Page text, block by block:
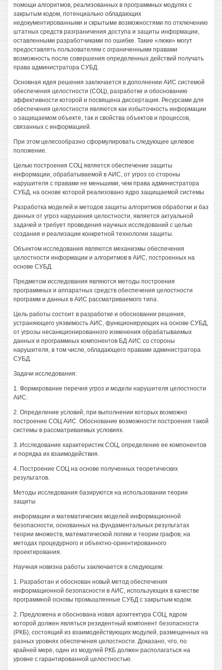
помощи алгоритмов, реализованных в программных модулях с
закрытым кодом, потенциально обладающих
недокументированными и скрытыми возможностями по отключению
штатных средств разграничения доступа и защиты информации,
оставленными разработчиками по ошибке. Такие «люки» могут
предоставлять пользователям с ограниченными правами
возможность после совершения определенных действий получать
права администратора СУБД.
Основная идея решения заключается в дополнении АИС системой
обеспечения целостности (СОЦ), разработке и обоснованию
эффективности которой и посвящена диссертация. Ресурсами для
обеспечения целостности являются как избыточность информации
о защищаемом объекте, так и свойства объектов и процессов,
связанных с информацией.
При этом целесообразно сформулировать следующее целевое
положение.
Целью построения СОЦ является обеспечение защиты
информации, обрабатываемой в АИС, от угроз со стороны
нарушителя с правами не меньшими, чем права администратора
СУБД, на основе которой реализовано ядро защищаемой системы.
Разработка моделей и методов защиты алгоритмов обработки и баз
данных от угроз нарушения целостности, является актуальной
задачей и требует проведения научных исследований с целью
создания и реализации конкретной технологии защиты.
Объектом исследования являются механизмы обеспечения
целостности информации и алгоритмов в АИС, построенных на
основе СУБД.
Предметом исследования являются методы построения
программных и аппаратных средств обеспечения целостности
программ и данных в АИС рассматриваемого типа.
Цель работы состоит в разработке и обосновании решения,
устраняющего уязвимость АИС, функционирующих на основе СУБД,
от угрозы несанкционированного изменения обрабатываемых
данных и программных компонентов БД АИС со стороны
нарушителя, в том числе, обладающего правами администратора
СУБД.
Задачи исследования:
1. Формирование перечня угроз и модели нарушителя целостности
АИС.
2. Определение условий, при выполнении которых возможно
построение СОЦ АИС. Обоснование возможности построения такой
системы в рассматриваемых условиях.
3. Исследование характеристик СОЦ, определение ее компонентов
и порядка их взаимодействия.
4. Построение СОЦ на основе полученных теоретических
результатов.
Методы исследования базируются на использовании теории
защиты
информации и математических моделей информационной
безопасности, основанных на фундаментальных результатах
теории множеств, математической логики и теории графов; на
методах процедурного и объектно-ориентированного
проектирования.
Научная новизна работы заключается в следующем:
1. Разработан и обоснован новый метод обеспечения
информационной безопасности в АИС, использующих в качестве
программной основы промышленные СУБД с закрытым кодом.
2. Предложена и обоснована новая архитектура СОЦ, ядром
которой должен являться резидентный компонент безопасности
(РКБ), состоящий из взаимодействующих модулей, размещенных на
разных уровнях обеспечения целостности. Доказано, что, по
крайней мере, один из модулей РКБ должен располагаться на
уровне с гарантированной целостностью.